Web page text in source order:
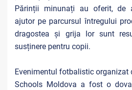
Părinții minunați au oferit, de
ajutor pe parcursul întregului
dragostea și grija lor sunt
susținere pentru copii.
Evenimentul fotbalistic organizat
Schools Moldova a fost o